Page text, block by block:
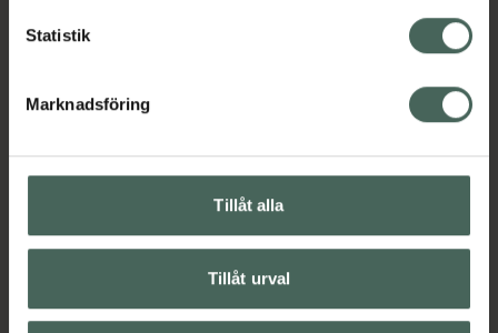
Statistik
Marknadsföring
Tillåt alla
Tillåt urval
syd till Lappland i norr, och online i mobilen och på
hjälpa just dig att må lite bättre. Välkommen att prata
Kundservice
Vanliga frågor
Leverans, betalning och retur